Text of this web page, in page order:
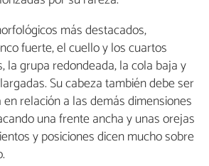
más destacados,
fuerte, el cuello y los cuartos
la grupa redondeada, la cola baja y
Su cabeza también debe ser
relación a las demás dimensiones
una frente ancha y unas orejas
y posiciones dicen mucho sobre